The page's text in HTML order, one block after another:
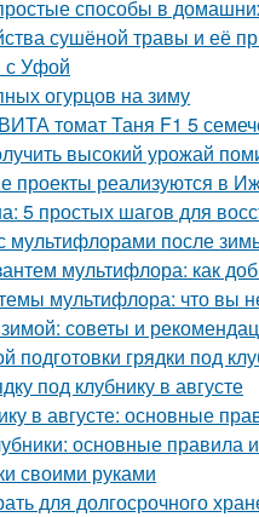
способы в
сушёной травы и её
с Уфой
огурцов на зиму
томат Таня F1 5
высокий урожай
проекты реализуются в
5 простых шагов для
мультифлорами после
мультифлора: как
мультифлора: что вы
советы и
грядки под
под клубнику в августе
в августе: основные
основные правила
своими руками
для долгосрочного